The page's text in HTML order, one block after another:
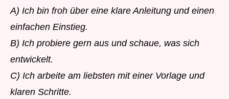
A) Ich bin froh über eine klare Anleitung und einen
einfachen Einstieg.
B) Ich probiere gern aus und schaue, was sich
entwickelt.
C) Ich arbeite am liebsten mit einer Vorlage und
klaren Schritte.